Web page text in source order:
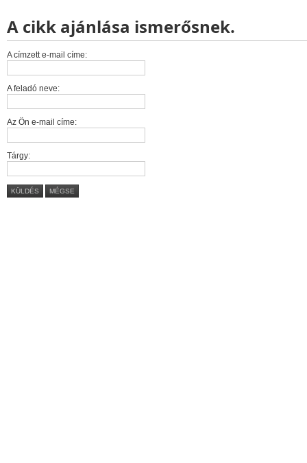
A cikk ajánlása ismerősnek.
A címzett e-mail címe:
A feladó neve:
Az Ön e-mail címe:
Tárgy:
KÜLDÉS MÉGSE